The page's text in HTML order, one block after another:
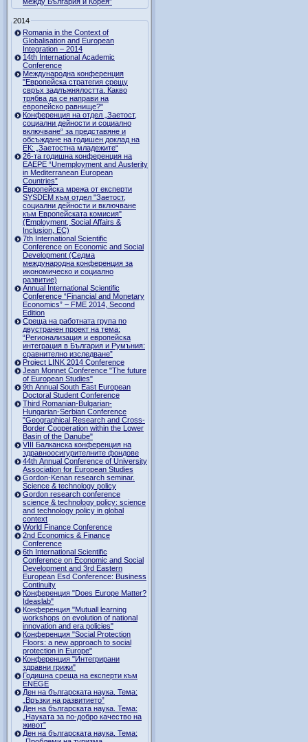
2014
Romania in the Context of
Globalisation and European
Integration – 2014
14th International Academic
Conference
Международна конференция
"Европейска стратегия срещу
свръх задлъжнялостта. Какво
трябва да се направи на
европейско равнище?"
Конференция на отдел „Заетост,
социални дейности и социално
включване“ за представяне и
обсъждане на годишен доклад на
ЕК: „Заетостна младежите“
26-та годишна конференция на
EAEPE “Unemployment and Austerity
in Mediterranean European
Countries”
Eвропейска мрежа от експерти
SYSDEM към отдел "Заетост,
социални дейности и включване
към Европейската комисия"
(Employment, Social Affairs &
Inclusion, ЕС)
7th International Scientific
Conference on Economic and Social
Development (Седма
международна конференция за
икономическо и социално
развитие)
Annual International Scientific
Conference “Financial and Monetary
Economics” – FME 2014, Second
Edition
Среща на работната група по
двустранен проект на тема:
“Регионализация и европейска
интеграция в България и Румъния:
сравнително изследване”
Project LINK 2014 Conference
Jean Monnet Conference "The future
of European Studies"
9th Annual South East European
Doctoral Student Conference
Third Romanian-Bulgarian-
Hungarian-Serbian Conference
"Geographical Research and Cross-
Border Cooperation within the Lower
Basin of the Danube"
VIII Балканска конференция на
здравноосигурителните фондове
44th Annual Conference of University
Association for European Studies
Gordon-Kenan research seminar.
Science & technology policy
Gordon research сonference
science & technology policy: science
and technology policy in global
context
World Finance Conference
2nd Economics & Finance
Conference
6th International Scientific
Conference оn Economic and Social
Development and 3rd Eastern
European Esd Conference: Business
Continuity
Конференция "Does Europe Matter?
Ideaslab"
Конференция "Mutuall learning
workshops on evolution of national
innovation and era policies"
Конференция "Social Protection
Floors: a new approach to social
protection in Europe"
Конференция "Интегрирани
здравни грижи"
Годишна среща на експерти към
ENEGE
Ден на българската наука. Тема:
„Връзки на развитието”
Ден на българската наука. Тема:
„Науката за по-добро качество на
живот”
Ден на българската наука. Тема: